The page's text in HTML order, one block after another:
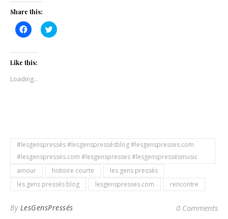
Share this:
Click
to
Facebook
(Opens
in
window)
Click
to
Like this:
Loading...
#lesgenspressés #lesgenspressésblog #lesgenspresses.com
#lesgenspressés.com #lesgenspresses #lesgenspressésmusic
amour
histoire courte
les gens pressés
les gens pressés blog
lesgenspresses.com rencontre
By LesGensPressés 0 Comments